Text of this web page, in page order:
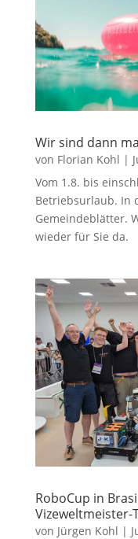
Wir sind dann
von Florian Kohl |
Vom 1.8. bis
Betriebsurlaub. In
Gemeindeblätter.
wieder für Sie da.
RoboCup in
Vizeweltmeister-
von Jürgen Kohl |